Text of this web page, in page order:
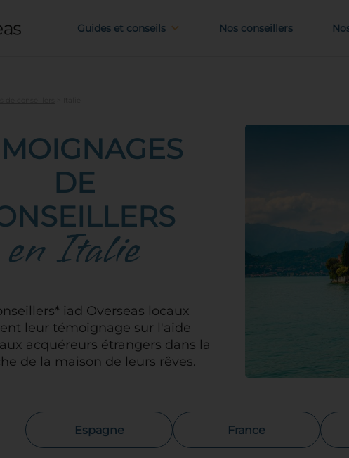
Guides et conseils Nos conseillers
DE
en Italie
iad Overseas locaux
leur témoignage sur l'aide
acquéreurs étrangers dans la
de la maison de leurs rêves.
Espagne France